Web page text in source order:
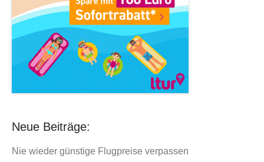
Neue Beiträge:
Nie wieder günstige Flugpreise verpassen